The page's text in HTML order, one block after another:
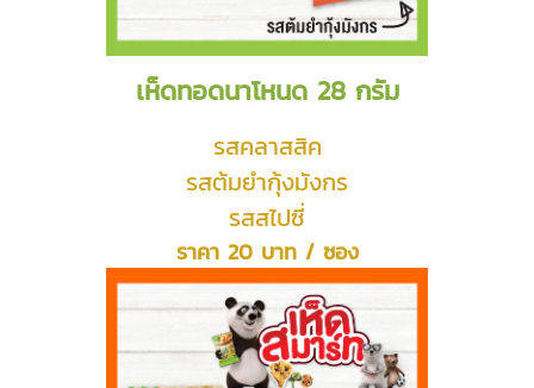
เห็ดทอดนาโหนด 28 กรัม
รสคลาสสิค
รสต้มยำกุ้งมังกร
รสสไปซี่
ราคา 20 บาท / ซอง